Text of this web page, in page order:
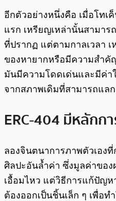
อีกตัวอย่างหนึ่งคือ เมื่อโทเ
แรก เหรียญเหล่านั้นสามา
ที่ปรากฏ แต่ตามกาลเวลา
ของหายากหรือมีความสําคั
มันมีความโดดเด่นและมีค่
จากสภาพเดิมที่สามารถแล
ERC-404 มีหลักก
ลองจินตนาการภาพตัวเอง
ศิลปะอันล้ำค่า ซึ่งมูลค่าของ
เอื้อมไหว แต่วิธีการแก้ปัญ
ต้องออกเป็นชิ้นเล็ก ๆ เพื่อ